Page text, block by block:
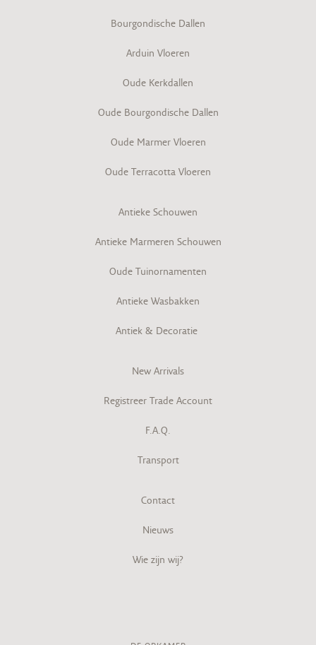
Bourgondische Dallen
Arduin Vloeren
Oude Kerkdallen
Oude Bourgondische Dallen
Oude Marmer Vloeren
Oude Terracotta Vloeren
Antieke Schouwen
Antieke Marmeren Schouwen
Oude Tuinornamenten
Antieke Wasbakken
Antiek & Decoratie
New Arrivals
Registreer Trade Account
F.A.Q.
Transport
Contact
Nieuws
Wie zijn wij?